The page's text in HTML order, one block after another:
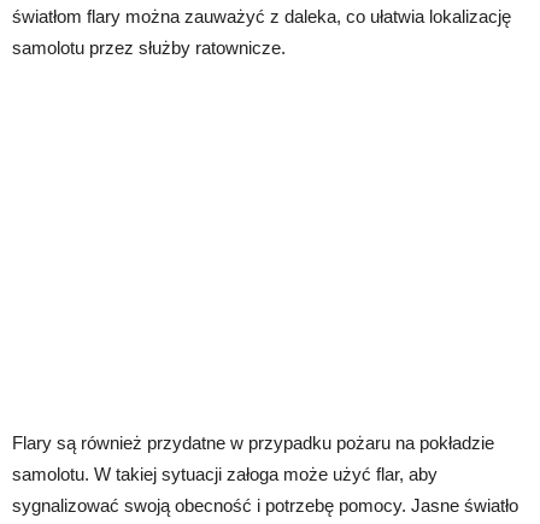
światłom flary można zauważyć z daleka, co ułatwia lokalizację
samolotu przez służby ratownicze.
Flary są również przydatne w przypadku pożaru na pokładzie
samolotu. W takiej sytuacji załoga może użyć flar, aby
sygnalizować swoją obecność i potrzebę pomocy. Jasne światło